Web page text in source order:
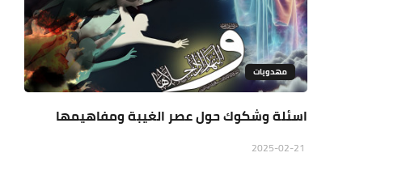
مهدويات
اسئلة وشكوك حول عصر الغيبة ومفاهيمها